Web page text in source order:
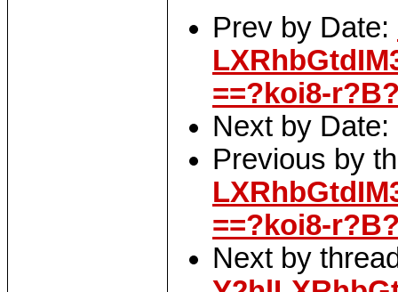
Prev by Date:
==?koi8-
Next by Date:
Previous by
==?koi8-
Next by